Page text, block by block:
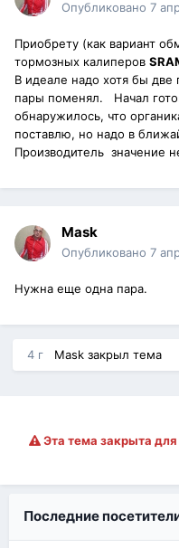
Опубликовано 7
Приобрету (как вариант
тормозных калиперов
В идеале надо хотя бы
пары поменял. Начал
обнаружилось, что
поставлю, но надо в
Производитель значение
Mask
Опубликовано 7
Нужна еще одна пара.
4 г Mask закрыл тема
Эта тема закрыта
Последние